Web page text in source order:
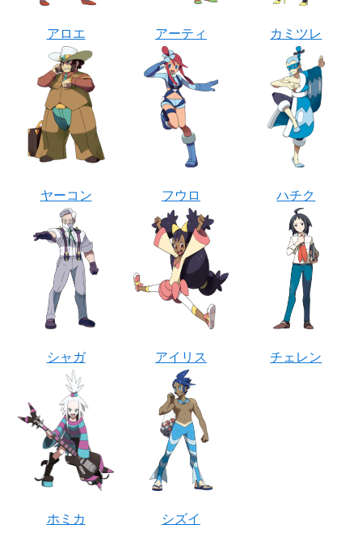
アロエ アーティ カミツレ
ヤーコン フウロ ハチク
シャガ アイリス チェレン
ホミカ シズイ